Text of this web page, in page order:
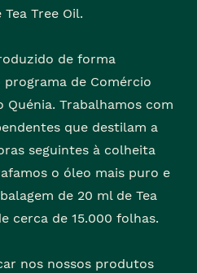
Tree Oil.
de forma
de Comércio
Trabalhamos com
que destilam a
seguintes à colheita
o óleo mais puro e
de 20 ml de Tea
cerca de 15.000 folhas.
nos nossos produtos